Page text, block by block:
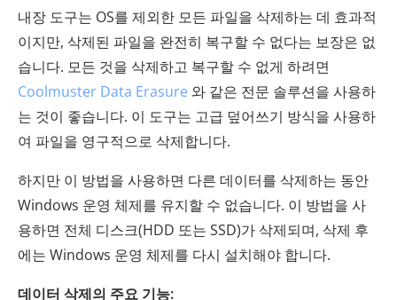
내장 도구는 OS를 제외한 모든 파일을 삭제하는 데 효과적
이지만, 삭제된 파일을 완전히 복구할 수 없다는 보장은 없
습니다. 모든 것을 삭제하고 복구할 수 없게 하려면
Coolmuster Data Erasure 와 같은 전문 솔루션을 사용하
는 것이 좋습니다. 이 도구는 고급 덮어쓰기 방식을 사용하
여 파일을 영구적으로 삭제합니다.
하지만 이 방법을 사용하면 다른 데이터를 삭제하는 동안
Windows 운영 체제를 유지할 수 없습니다. 이 방법을 사
용하면 전체 디스크(HDD 또는 SSD)가 삭제되며, 삭제 후
에는 Windows 운영 체제를 다시 설치해야 합니다.
데이터 삭제의 주요 기능: